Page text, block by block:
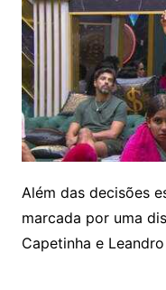
Além das decisões
marcada por uma
Capetinha e